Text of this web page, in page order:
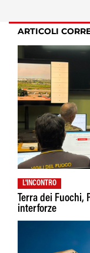
ARTICOLI
L'INCONTRO
Terra dei Fuochi,
interforze